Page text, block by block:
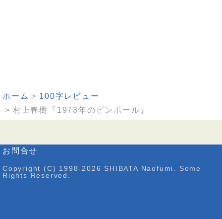
ホーム
100字レビュー
村上春樹『1973年のピンボール』
お問合せ
Copyright (C) 1998-2026 SHIBATA Naofumi. Some
Rights Reserved.